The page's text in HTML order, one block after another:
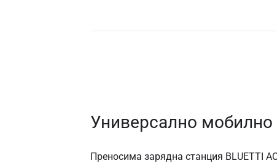
Универсално мобилно
Преносима зарядна станция BLUETTI